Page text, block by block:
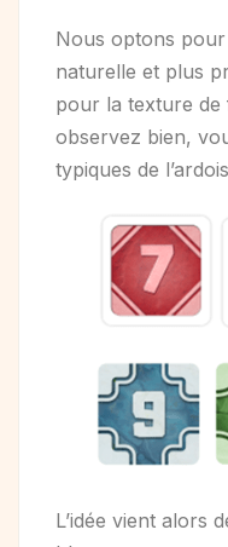
Nous optons
naturelle et plus
pour la texture de
observez bien,
typiques de
L’idée vient alors